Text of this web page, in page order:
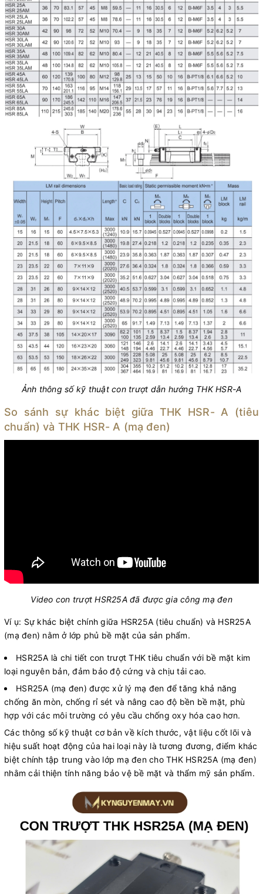
Ảnh thông số kỹ thuật con trượt dẫn hướng THK HSR-A
So sánh sự khác biệt giữa THK HSR- A (tiêu
chuẩn) và THK HSR- A (mạ đen)
Video con trượt HSR25A đã được gia công mạ đen
Ví ụ: Sự khác biệt chính giữa HSR25A (tiêu chuẩn) và HSR25A
(mạ đen) nằm ở lớp phủ bề mặt của sản phẩm.
HSR25A là chi tiết con trượt THK tiêu chuẩn với bề mặt kim
loại nguyên bản, đảm bảo độ cứng và chịu tải cao.
HSR25A (mạ đen) được xử lý mạ đen để tăng khả năng
chống ăn mòn, chống rỉ sét và nâng cao độ bền bề mặt, phù
hợp với các môi trường có yêu cầu chống oxy hóa cao hơn.
Các thông số kỹ thuật cơ bản về kích thước, vật liệu cốt lõi và
hiệu suất hoạt động của hai loại này là tương đương, điểm khác
biệt chính tập trung vào lớp mạ đen cho THK HSR25A (mạ đen)
nhằm cải thiện tính năng bảo vệ bề mặt và thẩm mỹ sản phẩm.